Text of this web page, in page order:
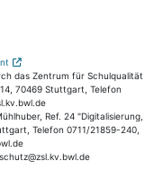
das Zentrum für Schulqualität
70469 Stuttgart, Telefon
Ref. 24 "Digitalisierung,
Telefon 0711/21859-240,